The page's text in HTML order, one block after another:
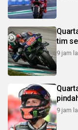
tim
9 jam
9 jam